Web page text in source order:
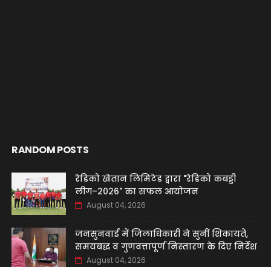
RANDOM POSTS
रेडिको खेतान लिमिटेड द्वारा "रेडिको कबड्डी
लीग–2026" का सफल आयोजन
August 04, 2026
जनसुनवाई में जिलाधिकारी ने सुनीं शिकायतें,
समयबद्ध व गुणवत्तापूर्ण निस्तारण के दिए निर्देश
August 04, 2026